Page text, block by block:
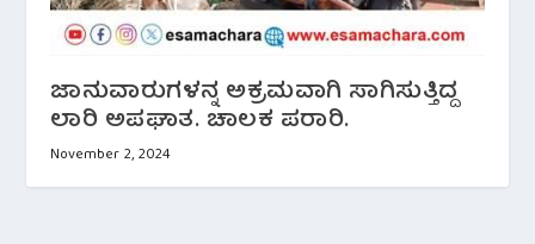
ಜಾನುವಾರುಗಳನ್ನ ಅಕ್ರಮವಾಗಿ ಸಾಗಿಸುತ್ತಿದ್ದ
ಲಾರಿ ಅಪಘಾತ. ಚಾಲಕ ಪರಾರಿ.
November 2, 2024